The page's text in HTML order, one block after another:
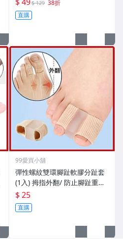
$ 129 38折
直購
99愛買小舖
彈性螺紋雙環腳趾軟膠分趾套
(1入) 拇指外翻/ 防止腳趾重疊
/ 防摩擦【AF02234】99愛買
小舖
$ 25
直購